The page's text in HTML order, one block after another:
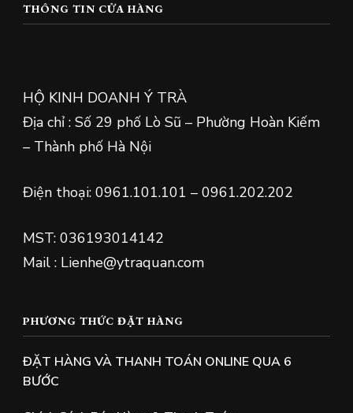
THÔNG TIN CỬA HÀNG
HỘ KINH DOANH Ý TRÀ
Địa chỉ : Số 29 phố Lò Sũ – Phường Hoàn Kiếm
– Thành phố Hà Nội
Điện thoại: 0961.101.101 – 0961.202.202
MST: 036193014142
Mail : Lienhe@ytraquan.com
PHƯƠNG THỨC ĐẶT HÀNG
ĐẶT HÀNG VÀ THANH TOÁN ONLINE QUA 6
BƯỚC